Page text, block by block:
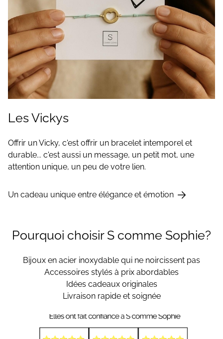
Les Vickys
Offrir un Vicky, c'est offrir un bracelet intemporel et
durable... c'est aussi un message, un petit mot, une
attention unique, un peu de votre lien.
Un cadeau unique entre élégance et émotion
Pourquoi choisir S comme Sophie?
Bijoux en acier inoxydable qui ne noircissent pas
Accessoires stylés à prix abordables
Idées cadeaux originales
Livraison rapide et soignée